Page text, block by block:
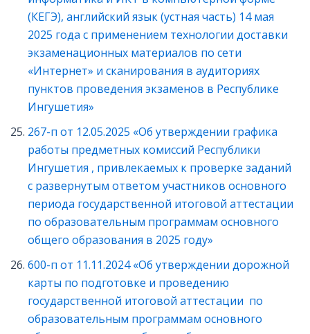
(КЕГЭ), английский язык (устная часть) 14 мая
2025 года с применением технологии доставки
экзаменационных материалов по сети
«Интернет» и сканирования в аудиториях
пунктов проведения экзаменов в Республике
Ингушетия»
267-п от 12.05.2025 «Об утверждении графика
работы предметных комиссий Республики
Ингушетия , привлекаемых к проверке заданий
с развернутым ответом участников основного
периода государственной итоговой аттестации
по образовательным программам основного
общего образования в 2025 году»
600-п от 11.11.2024 «Об утверждении дорожной
карты по подготовке и проведению
государственной итоговой аттестации по
образовательным программам основного